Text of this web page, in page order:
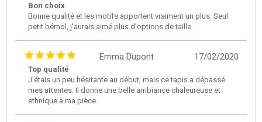
Bon choix
Bonne qualité et les motifs apportent vraiment un plus. Seul
petit bémol, j'aurais aimé plus d'options de taille.
17/02/2020
Emma Dupont
Top qualité
J'étais un peu hésitante au début, mais ce tapis a dépassé
mes attentes. Il donne une belle ambiance chaleureuse et
ethnique à ma pièce.